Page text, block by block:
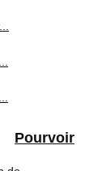
Pourvoir